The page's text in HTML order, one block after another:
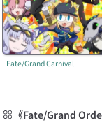
Fate/Grand Carnival
《Fate/Grand